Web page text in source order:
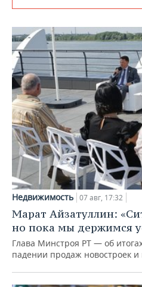
Недвижимость 07 авг, 17:32
Марат Айзатуллин:
но пока мы держимся
Глава Минстроя РТ — об
падении продаж новостроек и